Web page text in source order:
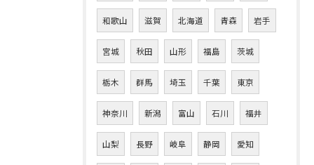
和歌山 滋賀 北海道 青森 岩手
宮城 秋田 山形 福島 茨城
栃木 群馬 埼玉 千葉 東京
神奈川 新潟 富山 石川 福井
山梨 長野 岐阜 静岡 愛知